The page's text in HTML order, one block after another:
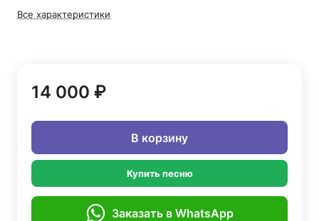
Все характеристики
14 000 ₽
В корзину
Купить песню
Заказать в WhatsApp